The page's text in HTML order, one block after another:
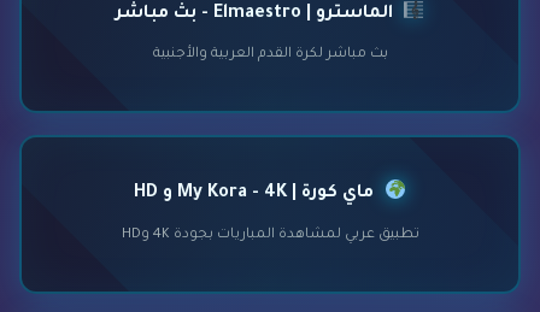
الماسترو | Elmaestro - بث مباشر
بث مباشر لكرة القدم العربية والأجنبية
ماي كورة | My Kora - 4K و HD
تطبيق عربي لمشاهدة المباريات بجودة 4K وHD